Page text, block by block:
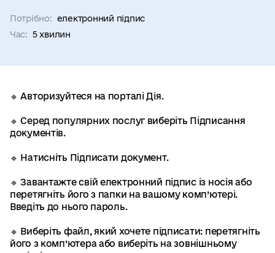
База знань
Законодавство
Життєві ситуації
Де приймають Дію
Портал Дія
Заcтосунок
Потрібно: електронний підпис
Час: 5 хвилин
🔹Авторизуйтеся на порталі Дія.
🔹 Серед популярних послуг виберіть Підписання
документів.
🔹 Натисніть Підписати документ.
🔹 Завантажте свій електронний підпис із носія або
перетягніть його з папки на вашому комп’ютері.
Введіть до нього пароль.
🔹 Виберіть файл, який хочете підписати: перетягніть
його з комп’ютера або виберіть на зовнішньому